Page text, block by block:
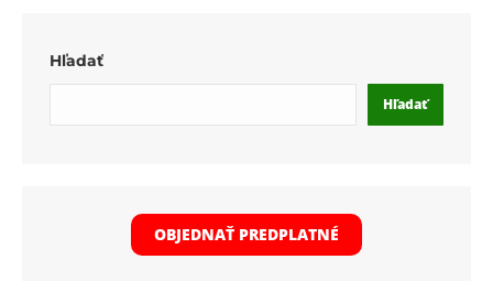
Hľadať
Hľadať
OBJEDNAŤ PREDPLATNÉ